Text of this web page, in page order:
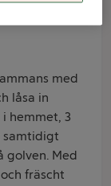
med
låsa in
hemmet, 3
samtidigt
golven. Med
fräscht